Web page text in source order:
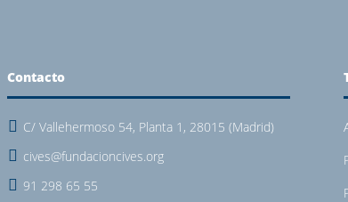
Contacto
 C/ Vallehermoso 54, Planta 1, 28015 (Madrid)
 cives@fundacioncives.org
 91 298 65 55